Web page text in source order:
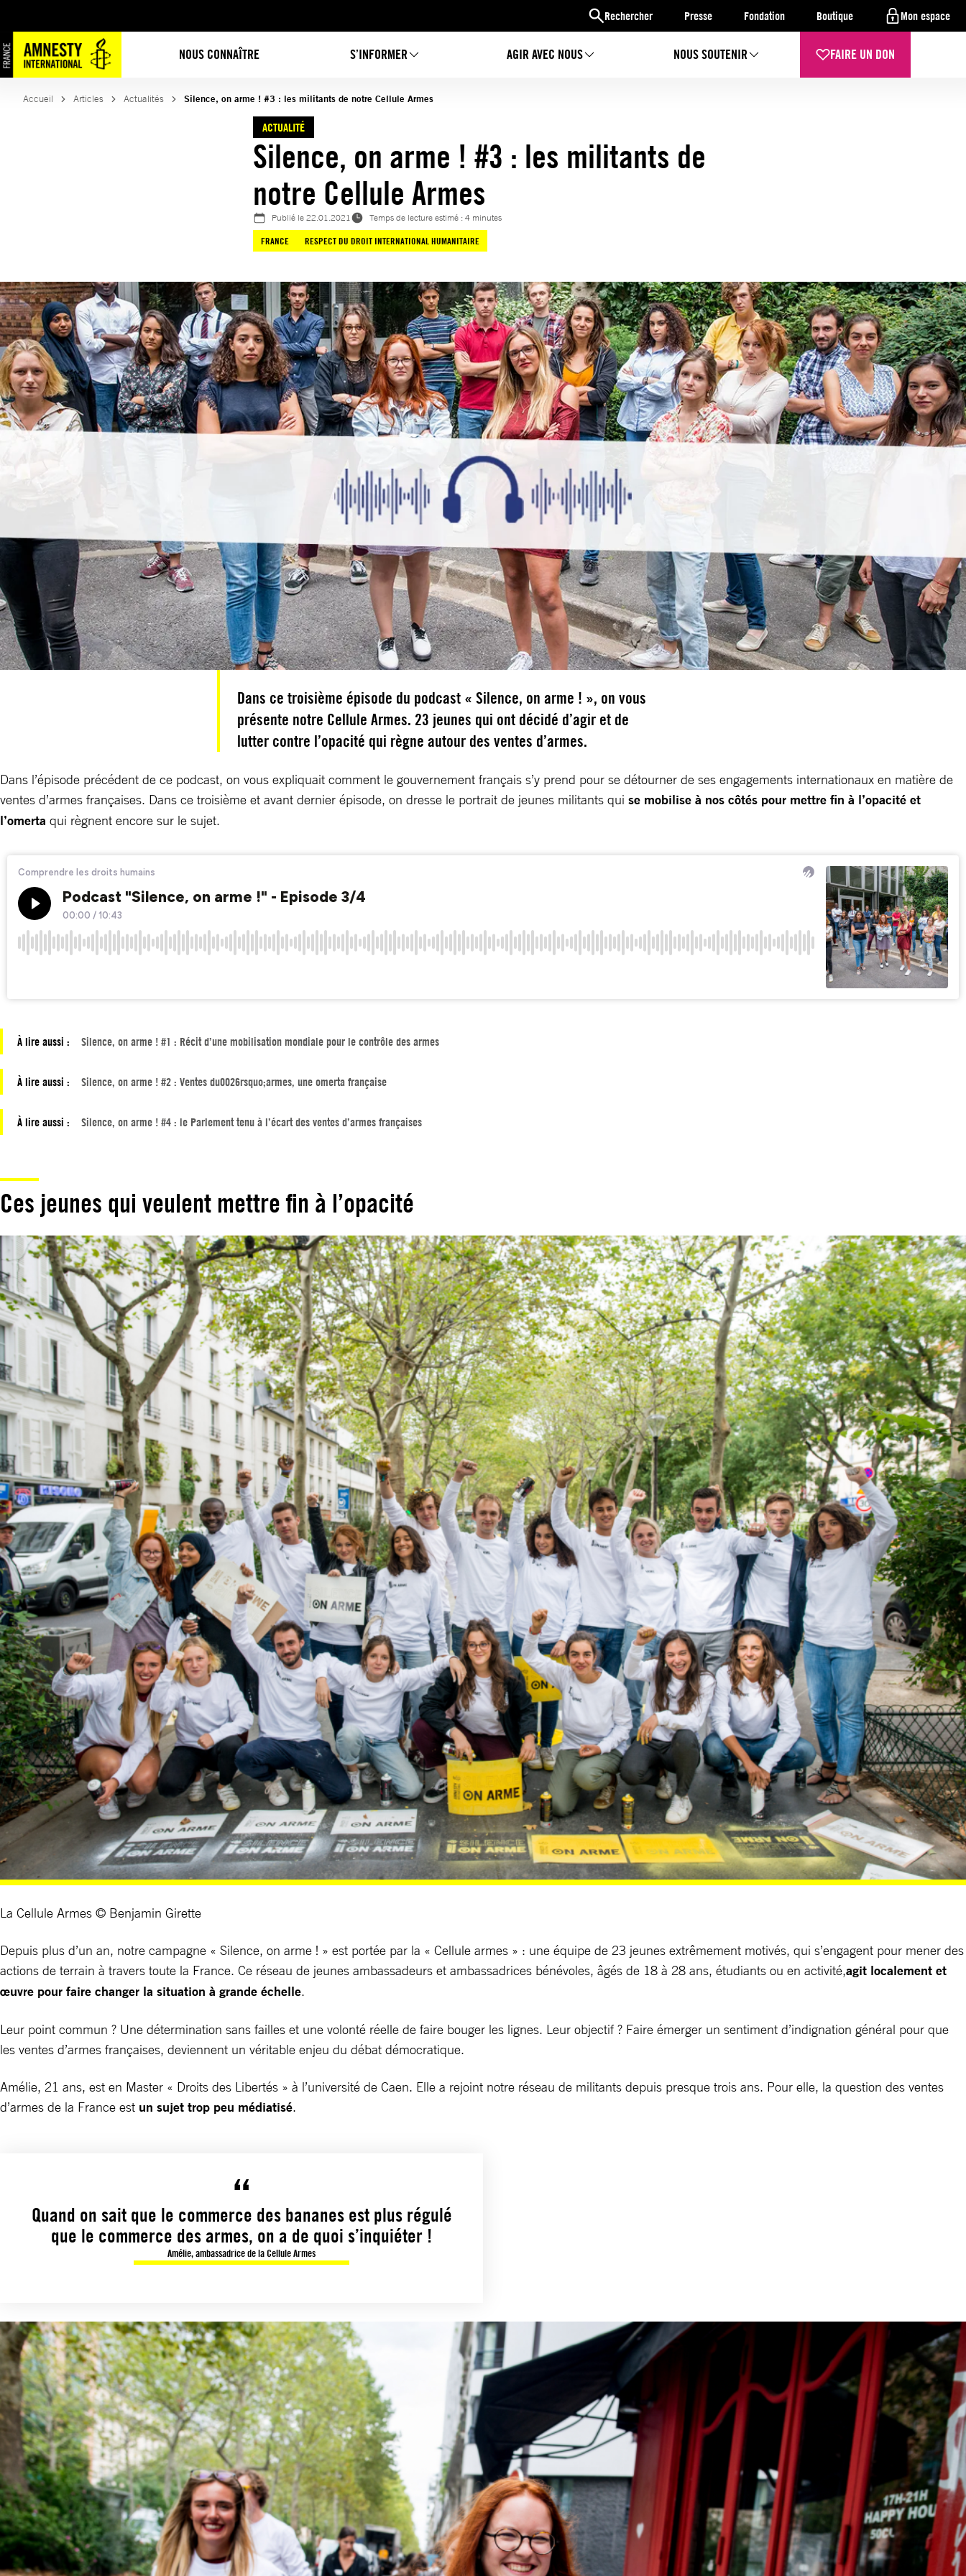
Rechercher Presse Fondation Boutique Mon espace
NOUS CONNAÎTRE S’INFORMER AGIR AVEC NOUS NOUS SOUTENIR FAIRE UN DON
au
contenu
Accueil Articles Actualités Silence, on arme ! #3 : les militants de notre Cellule Armes
ACTUALITÉ
Silence, on arme ! #3 : les militants de
notre Cellule Armes
Publié le22.01.2021
Temps de lecture estimé : 4 minutes
FRANCE
RESPECT DU DROIT INTERNATIONAL HUMANITAIRE
Dans ce troisième épisode du podcast « Silence, on arme ! », on vous
présente notre Cellule Armes. 23 jeunes qui ont décidé d’agir et de
lutter contre l’opacité qui règne autour des ventes d’armes.
Dans l’épisode précédent de ce podcast, on vous expliquait comment le gouvernement français s’y prend pour se détourner de ses engagements internationaux en matière de
ventes d’armes françaises. Dans ce troisième et avant dernier épisode, on dresse le portrait de jeunes militants qui se mobilise à nos côtés pour mettre fin à l’opacité et
l’omerta qui règnent encore sur le sujet.
À lire aussi : Silence, on arme ! #1 : Récit d’une mobilisation mondiale pour le contrôle des armes
À lire aussi : Silence, on arme ! #2 : Ventes du0026rsquo;armes, une omerta française
À lire aussi : Silence, on arme ! #4 : le Parlement tenu à l’écart des ventes d’armes françaises
Ces jeunes qui veulent mettre fin à l’opacité
La Cellule Armes © Benjamin Girette
Depuis plus d’un an, notre campagne « Silence, on arme ! » est portée par la « Cellule armes » : une équipe de 23 jeunes extrêmement motivés, qui s’engagent pour mener des
actions de terrain à travers toute la France. Ce réseau de jeunes ambassadeurs et ambassadrices bénévoles, âgés de 18 à 28 ans, étudiants ou en activité,agit localement et
œuvre pour faire changer la situation à grande échelle.
Leur point commun ? Une détermination sans failles et une volonté réelle de faire bouger les lignes. Leur objectif ? Faire émerger un sentiment d’indignation général pour que
les ventes d’armes françaises, deviennent un véritable enjeu du débat démocratique.
Amélie, 21 ans, est en Master « Droits des Libertés » à l’université de Caen. Elle a rejoint notre réseau de militants depuis presque trois ans. Pour elle, la question des ventes
d’armes de la France est un sujet trop peu médiatisé.
Quand on sait que le commerce des bananes est plus régulé
que le commerce des armes, on a de quoi s’inquiéter !
Amélie, ambassadrice de la Cellule Armes